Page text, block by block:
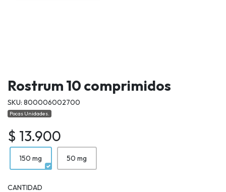
Rostrum 10 comprimidos
SKU: 800006002700
Pocas Unidades.
$ 13.900
150 mg 50 mg
CANTIDAD